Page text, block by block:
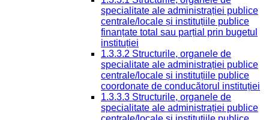
specialitate ale administrației publice
centrale/locale și instituțiile publice
finanțate total sau parțial prin bugetul
instituției
1.3.3.2 Structurile, organele de
specialitate ale administrației publice
centrale/locale și instituțiile publice
coordonate de conducătorul instituției
1.3.3.3 Structurile, organele de
specialitate ale administrației publice